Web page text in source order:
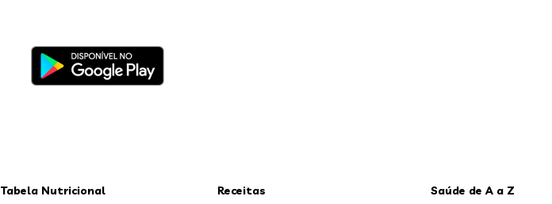
Tabela Nutricional Receitas Saúde de A a Z